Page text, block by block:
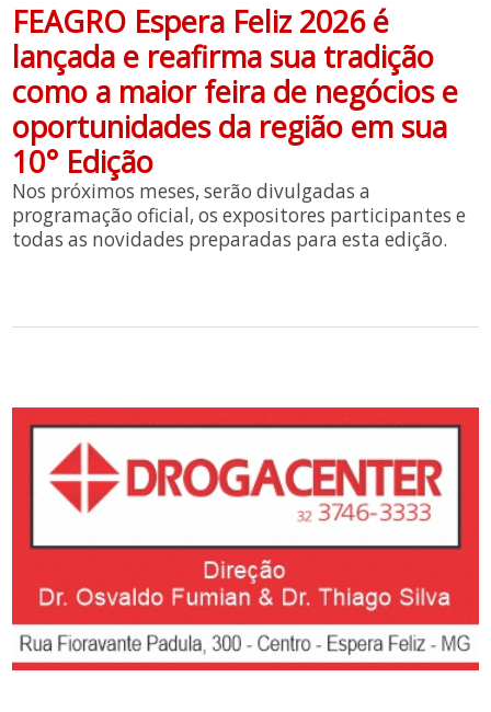
FEAGRO Espera Feliz 2026 é
lançada e reafirma sua tradição
como a maior feira de negócios e
oportunidades da região em sua
10° Edição
Nos próximos meses, serão divulgadas a
programação oficial, os expositores participantes e
todas as novidades preparadas para esta edição.